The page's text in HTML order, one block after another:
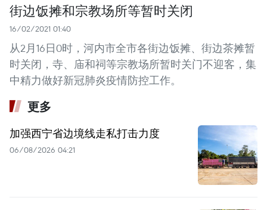
街边饭摊和宗教场所等暂时关闭
16/02/2021 01:40
从2月16日0时，河内市全市各街边饭摊、街边茶摊暂
时关闭，寺、庙和祠等宗教场所暂时关门不迎客，集
中精力做好新冠肺炎疫情防控工作。
更多
加强西宁省边境线走私打击力度
06/08/2026 04:21